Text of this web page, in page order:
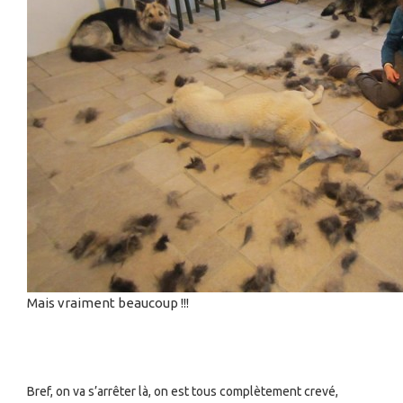
Mais vraiment beaucoup !!!
Bref, on va s’arrêter là, on est tous complètement crevé,